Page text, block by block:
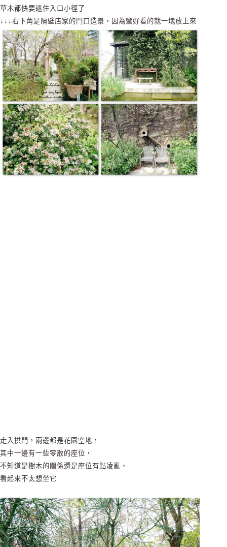
草木都快要遮住入口小徑了
↓↓↓右下角是隔壁店家的門口造景，因為蠻好看的就一塊放上來
走入拱門，兩邊都是花園空地，
其中一邊有一些零散的座位，
不知道是樹木的關係還是座位有點凌亂，
看起來不太想坐它